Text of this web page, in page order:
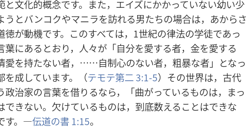
と文化的概念です。また，エイズにかかっていない幼い少
うとバンコクやマニラを訪れる男たちの場合は，あからさ
徳が動機です。このすべては，1世紀の律法の学徒であっ
葉にあるとおり，人々が「自分を愛する者，金を愛する
を持たない者，……自制心のない者，粗暴な者」となっ
を成しています。（テモテ第二 3:1-5）その世界は，古代
政治家の言葉を借りるなら，「曲がっているものは，まっ
できない。欠けているものは，到底数えることはできな
す。―伝道の書 1:15。